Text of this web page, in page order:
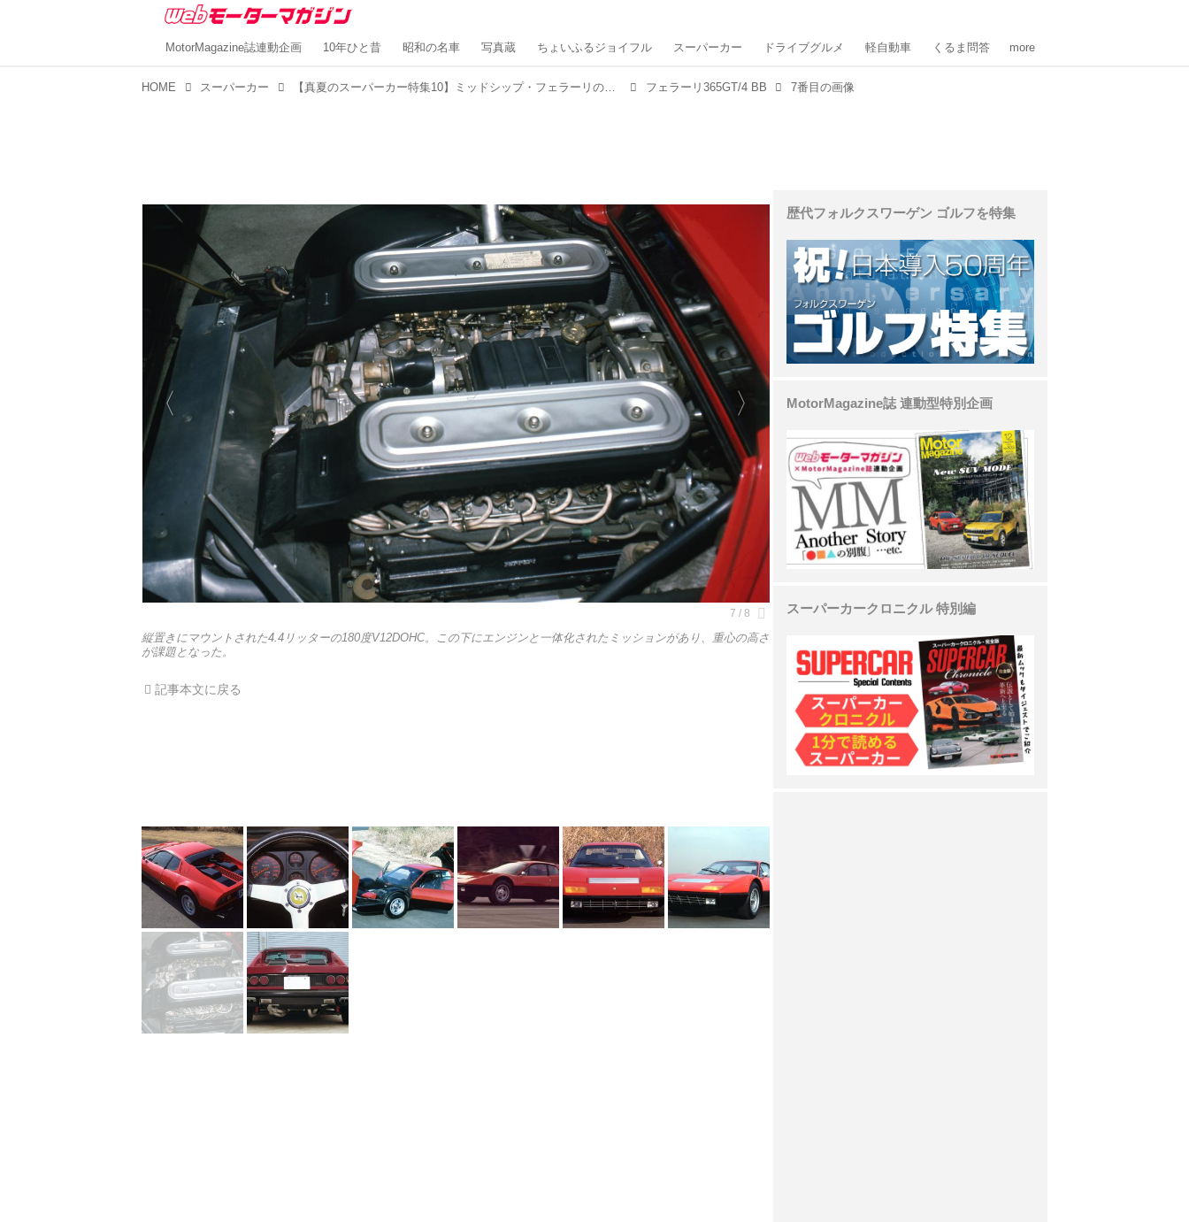
MotorMagazine誌連動企画 10年ひと昔 昭和の名車 写真蔵 ちょいふるジョイフル スーパーカー ドライブグルメ 軽自動車 くるま問答 more
HOME スーパーカー 【真夏のスーパーカー特集10】ミッドシップ・フェラーリの指針となった365GT/4 BB フェラーリ365GT/4 BB 7番目の画像
縦置きにマウントされた4.4リッターの180度V12DOHC。この下にエンジンと一体化されたミッションがあり、重心の高さ
が課題となった。
記事本文に戻る
歴代フォルクスワーゲン ゴルフを特集
MotorMagazine誌 連動型特別企画
スーパーカークロニクル 特別編